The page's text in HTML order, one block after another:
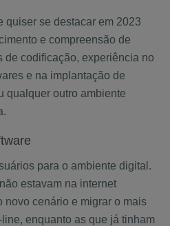
quiser se destacar em 2023
e compreensão de
de codificação, experiência no
e na implantação de
qualquer outro ambiente
para o ambiente digital.
estavam na internet
novo cenário e migrar o mais
enquanto as que já tinham